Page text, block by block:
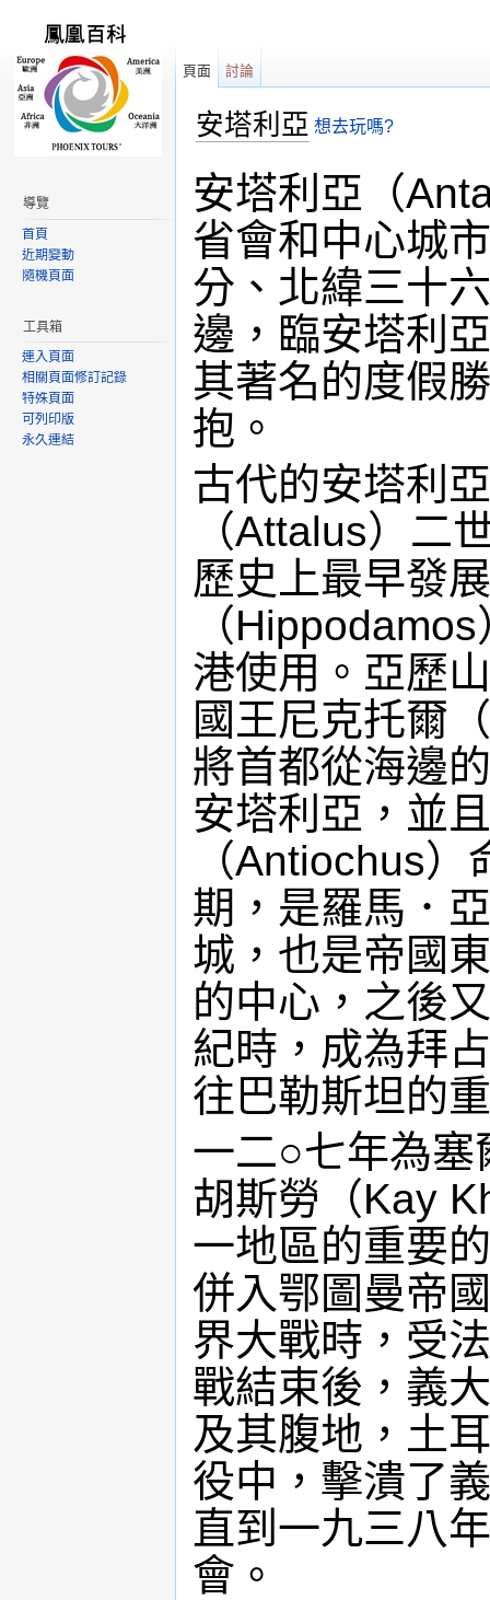
安塔利亞 想去玩嗎?
安塔利亞（
省會和中心城
分、北緯三十
邊，臨安塔利
其著名的度假
抱。
古代的安塔利
（Attalus）二
歷史上最早發
（
港使用。亞歷
國王尼克托爾
將首都從海邊
安塔利亞，並
（Antiochus
期，是羅馬．
城，也是帝國
的中心，之後
紀時，成為拜
往巴勒斯坦的
一二○七年為塞
胡斯勞（Kay
一地區的重要
併入鄂圖曼帝
界大戰時，受
戰結束後，義
及其腹地，土
役中，擊潰了
直到一九三八
會。
頁面 討論
導覽
首頁
近期變動
隨機頁面
工具箱
連入頁面
相關頁面修訂記錄
特殊頁面
可列印版
永久連結